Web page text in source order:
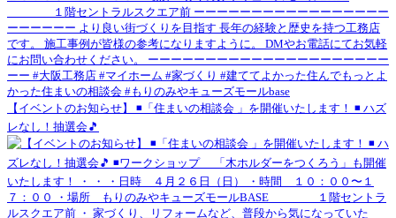
【イベントのお知らせ】 ◾️「住まいの相談会 」を開催いたします！ ◾️ ハズ
レなし！抽選会🎵